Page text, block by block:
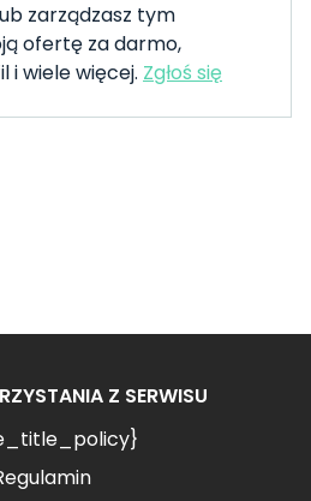
zarządzasz tym
ofertę za darmo,
i wiele więcej. Zgłoś się
Z SERWISU